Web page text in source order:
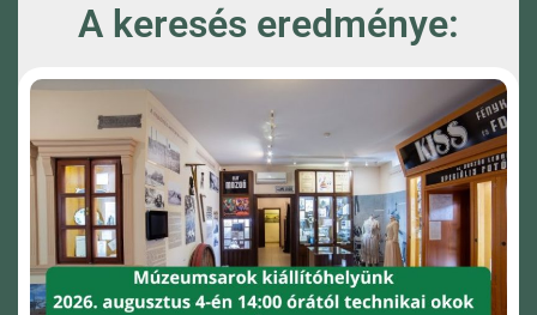
A keresés eredménye: